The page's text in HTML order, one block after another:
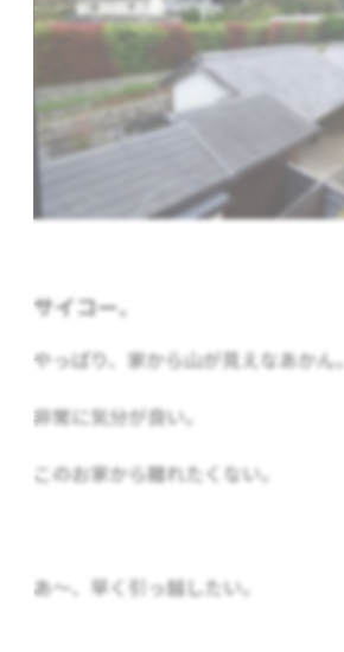
サイコー。
やっぱり、家から山が見えなあかん。
非常に気分が良い。
このお家から離れたくない。
あ～、早く引っ越したい。